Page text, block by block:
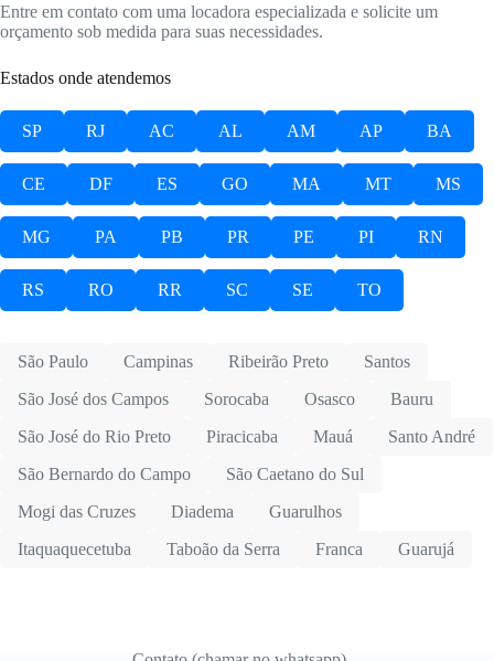
Entre em contato com uma locadora especializada e solicite um
orçamento sob medida para suas necessidades.
Estados onde atendemos
SP RJ AC AL AM AP BA
CE DF ES GO MA MT MS
MG PA PB PR PE PI RN
RS RO RR SC SE TO
São Paulo Campinas Ribeirão Preto
Santos
São José dos Campos
Sorocaba Osasco
Bauru
São José do Rio Preto
Piracicaba Mauá
Santo André
São Bernardo do Campo
São Caetano do Sul
Mogi das Cruzes
Diadema
Guarulhos
Itaquaquecetuba
Taboão da Serra Franca Guarujá